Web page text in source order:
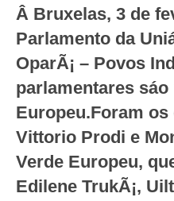
Â Bruxelas, 3 de
Parlamento da
OparÃ¡ – Povos
parlamentares
Europeu.Foram
Vittorio Prodi e
Verde Europeu,
Edilene TrukÃ¡,